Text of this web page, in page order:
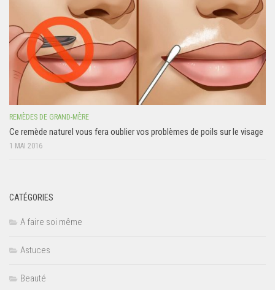
REMÈDES DE GRAND-MÈRE
Ce remède naturel vous fera oublier vos problèmes de poils sur le visage
1 MAI 2016
CATÉGORIES
A faire soi même
Astuces
Beauté